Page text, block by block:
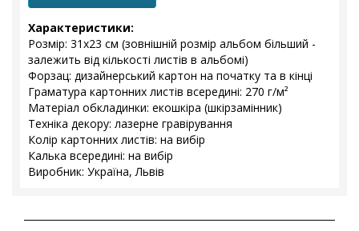
Характеристики:
Розмір: 31х23 см (зовнішній розмір альбом більший -
залежить від кількості листів в альбомі)
Форзац: дизайнерський картон на початку та в кінці
Граматура картонних листів всередині: 270 г/м²
Матеріал обкладинки: екошкіра (шкірзамінник)
Техніка декору: лазерне гравірування
Колір картонних листів: на вибір
Калька всередині: на вибір
Виробник: Україна, Львів